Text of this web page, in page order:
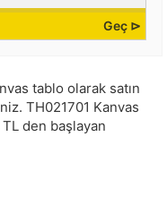
Geç ⊳
tablo olarak satın
TH021701 Kanvas
TL den başlayan